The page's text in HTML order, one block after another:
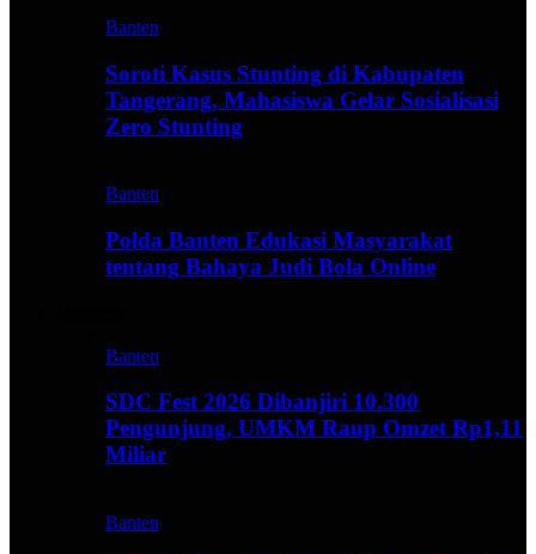
Banten
Soroti Kasus Stunting di Kabupaten
Tangerang, Mahasiswa Gelar Sosialisasi
Zero Stunting
Banten
Polda Banten Edukasi Masyarakat
tentang Bahaya Judi Bola Online
Banten
SDC Fest 2026 Dibanjiri 10.300
Pengunjung, UMKM Raup Omzet Rp1,11
Miliar
Banten